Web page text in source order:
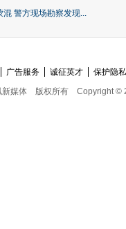
警方现场勘察发现...
广告服务 诚征英才
保护隐
新媒体
版权所有 Copyright ©